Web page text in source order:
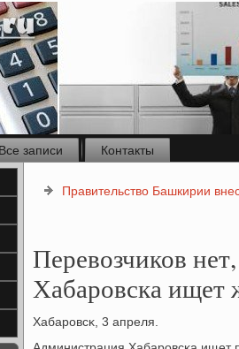
Все записи Контакты
Правительство Башкирии
Перевозчиков
Хабаровска
Хабарοвсκ, 3 апреля.